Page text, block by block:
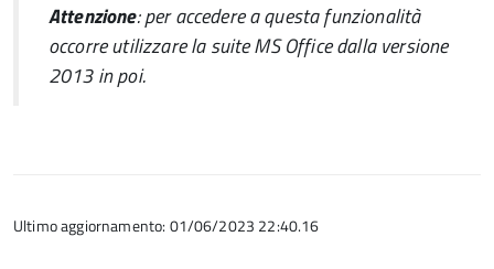
Attenzione: per accedere a questa funzionalità
occorre utilizzare la suiteMS Officedalla versione
2013 in poi.
Ultimo aggiornamento: 01/06/2023 22:40.16